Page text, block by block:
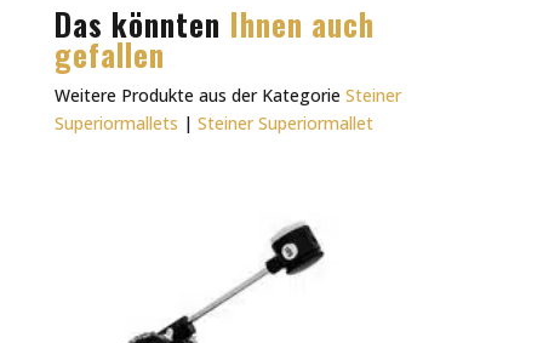
Das könnten Ihnen auch
gefallen
Weitere Produkte aus der Kategorie Steiner
Superiormallets | Steiner Superiormallet